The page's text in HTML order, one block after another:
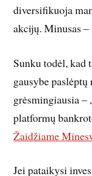
diversifikuoja
akcijų. Minusas
Sunku todėl, kad
gausybe
grėsmingiausia –
platformų
Žaidžiame
Jei pataikysi